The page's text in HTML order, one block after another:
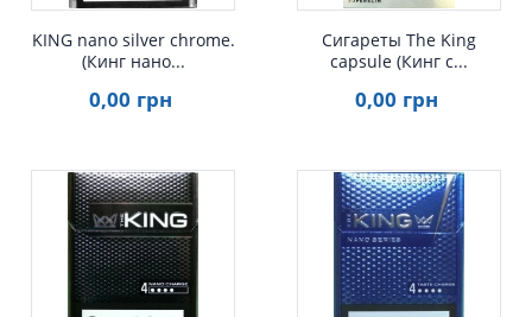
KING nano silver chrome.
(Кинг нано...
0,00 грн
Сигареты The King
capsule (Кинг с...
0,00 грн
Быстрый просмотр Быстрый просмотр